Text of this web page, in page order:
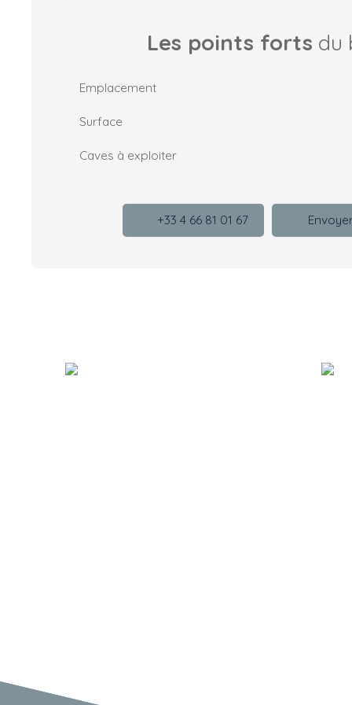
Les points forts du
Emplacement
Surface
Caves à exploiter
+33 4 66 81 01 67